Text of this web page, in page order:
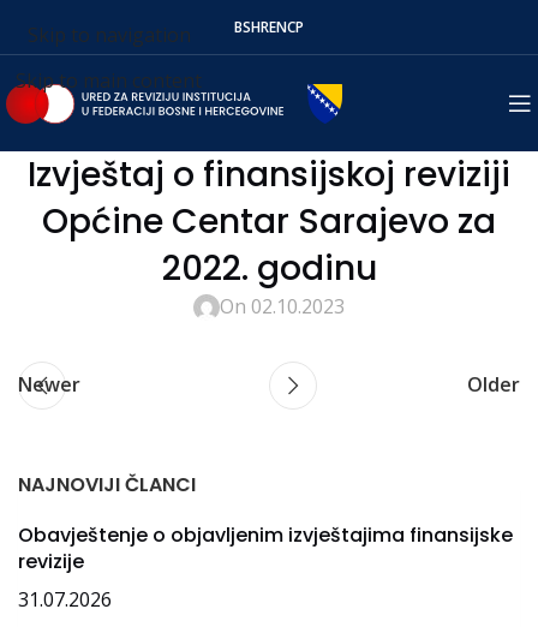
Skip to navigation
Skip to main content
BSHRENСР
Izvještaj o finansijskoj reviziji
Općine Centar Sarajevo za
2022. godinu
On 02.10.2023
Newer Older
NAJNOVIJI ČLANCI
Obavještenje o objavljenim izvještajima finansijske
revizije
31.07.2026